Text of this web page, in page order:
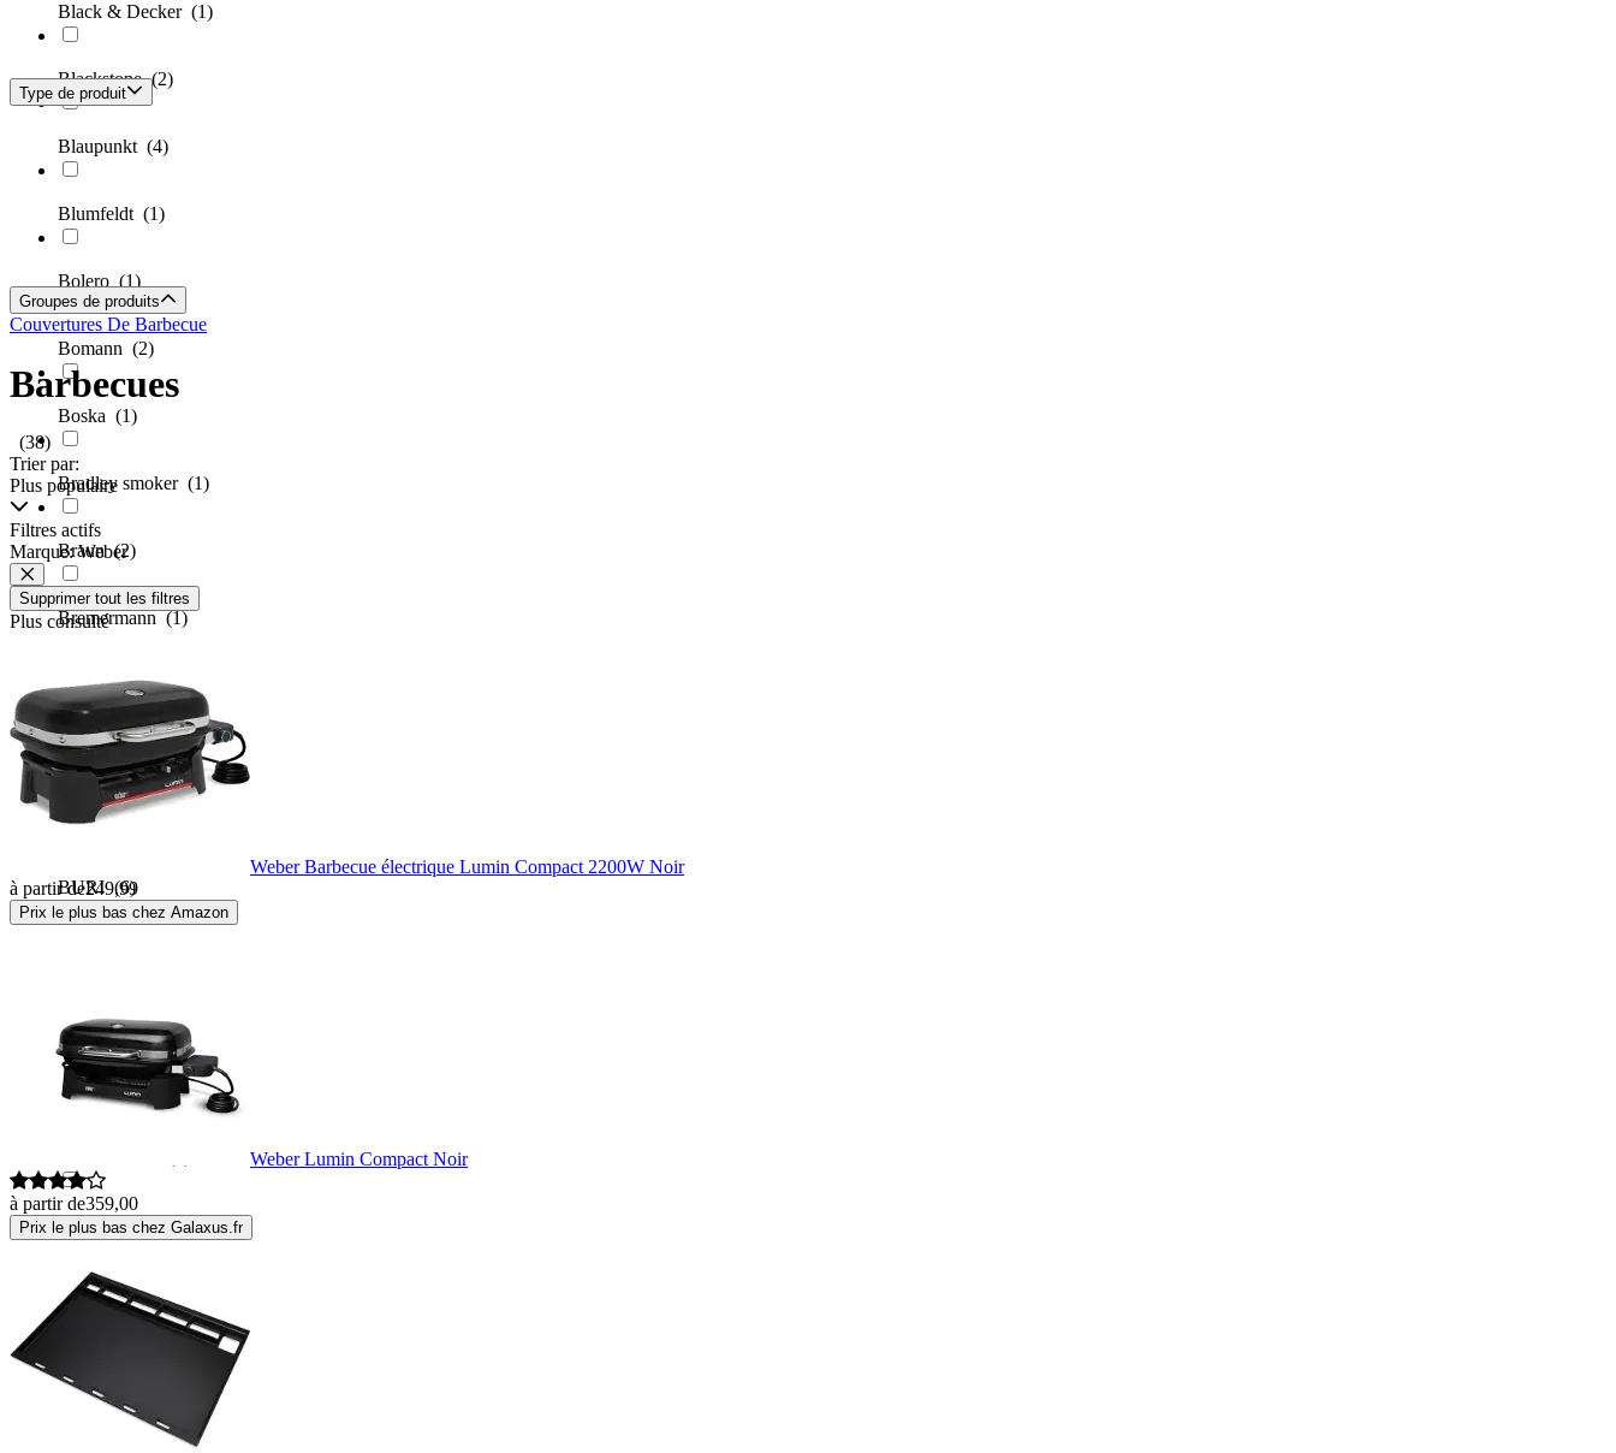
Black & Decker (1)
Blackstone(2)
Blaupunkt (4)
Blumfeldt (1)
Bolero (1)
Bomann (2)
Boska (1)
Bradley smoker (1)
Braun(2)
Bremermann(1)
Brita(1)
Browin
Brunner
BURI(6)
Campingaz(36)
Camry(2)
Casa.pro(6)
CAT(1)
Char-Broil(8)
Type de produit
Groupes de produits
Couvertures De Barbecue
Barbecues
(38)
Trier par:
Plus populaire
Filtres actifs
Marque: Weber
Supprimer tout les filtres
Plus consulté
Weber Barbecue électrique Lumin Compact 2200W Noir
à partir de249,99
Prix le plus bas chez Amazon
Weber Lumin Compact Noir
à partir de359,00
Prix le plus bas chez Galaxus.fr